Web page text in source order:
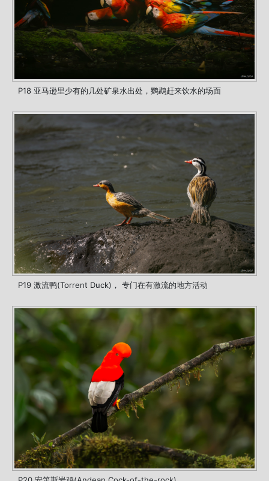
P18 亚马逊里少有的几处矿泉水出处，鹦鹉赶来饮水的场面
P19 激流鸭(Torrent Duck)， 专门在有激流的地方活动